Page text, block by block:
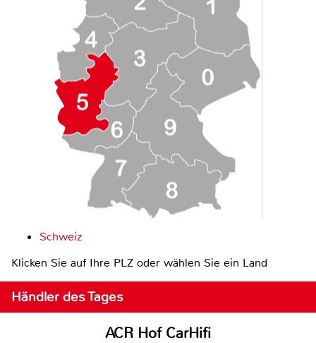
Schweiz
Klicken Sie auf Ihre PLZ oder wählen Sie ein Land
Händler des Tages
ACR Hof CarHifi